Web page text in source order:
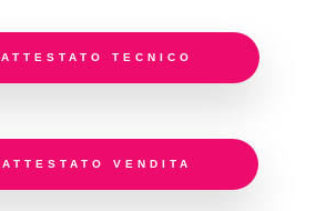
ATTESTATO TECNICO
ATTESTATO VENDITA